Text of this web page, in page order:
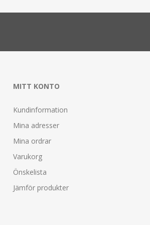
MITT KONTO
Kundinformation
Mina adresser
Mina ordrar
Varukorg
Önskelista
Jämför produkter